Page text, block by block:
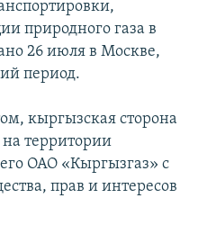
природного газа в
26 июля в Москве,
период.
кыргызская сторона
территории
ОАО «Кыргызгаз» с
прав и интересов